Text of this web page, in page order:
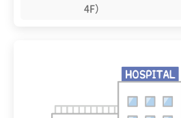
4F）